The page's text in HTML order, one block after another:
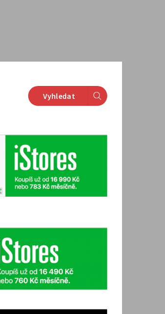
Vyhledat